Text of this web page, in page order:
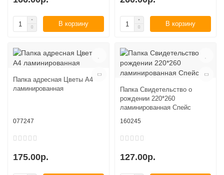
В корзину В корзину
Папка адресная Цветы А4
ламинированная
077247
175.00р.
Папка Свидетельство о
рождении 220*260
ламинированная Спейс
160245
127.00р.